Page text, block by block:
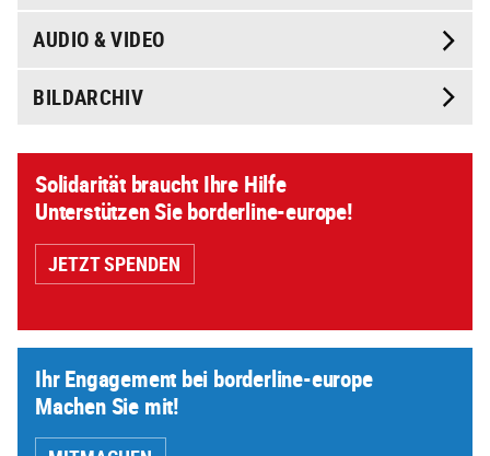
AUDIO & VIDEO
BILDARCHIV
Solidarität braucht Ihre Hilfe
Unterstützen Sie borderline-europe!
JETZT SPENDEN
Ihr Engagement bei borderline-europe
Machen Sie mit!